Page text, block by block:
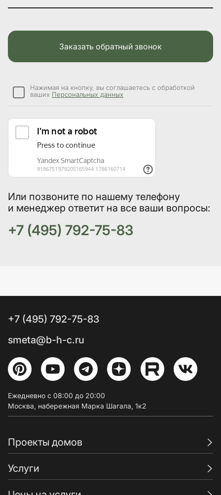
Или позвоните по нашему телефону
и менеджер ответит на все ваши вопросы:
+7 (495) 792-75-83
Заказать обратный звонок
Нажимая на кнопку, вы соглашаетесь с обработкой
ваших Персональных данных
Проекты домов
Услуги
+7 (495) 792-75-83
smeta@b-h-c.ru
Ежедневно с 08:00 до 20:00
Москва, набережная Марка Шагала, 1к2